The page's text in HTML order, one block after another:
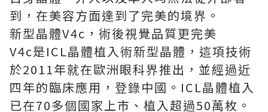
到，在美容方面達到了完美的境界。
新型晶體V4c，術後視覺品質更完美
V4c是ICL晶體植入術新型晶體，這項技術
於2011年就在歐洲眼科界推出，並經過近
四年的臨床應用，登錄中國。ICL晶體植入
已在70多個國家上市、植入超過50萬枚。